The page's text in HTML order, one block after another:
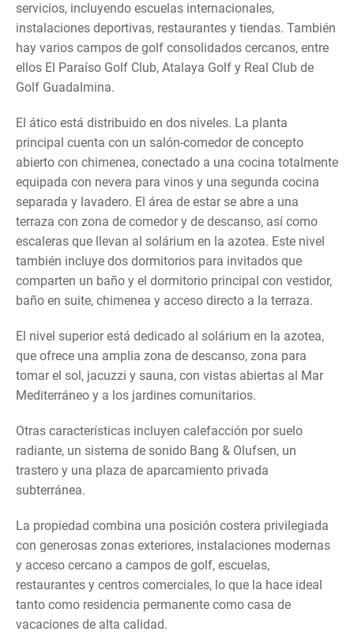
servicios, incluyendo escuelas internacionales,
instalaciones deportivas, restaurantes y tiendas. También
hay varios campos de golf consolidados cercanos, entre
ellos El Paraíso Golf Club, Atalaya Golf y Real Club de
Golf Guadalmina.
El ático está distribuido en dos niveles. La planta
principal cuenta con un salón-comedor de concepto
abierto con chimenea, conectado a una cocina totalmente
equipada con nevera para vinos y una segunda cocina
separada y lavadero. El área de estar se abre a una
terraza con zona de comedor y de descanso, así como
escaleras que llevan al solárium en la azotea. Este nivel
también incluye dos dormitorios para invitados que
comparten un baño y el dormitorio principal con vestidor,
baño en suite, chimenea y acceso directo a la terraza.
El nivel superior está dedicado al solárium en la azotea,
que ofrece una amplia zona de descanso, zona para
tomar el sol, jacuzzi y sauna, con vistas abiertas al Mar
Mediterráneo y a los jardines comunitarios.
Otras características incluyen calefacción por suelo
radiante, un sistema de sonido Bang & Olufsen, un
trastero y una plaza de aparcamiento privada
subterránea.
La propiedad combina una posición costera privilegiada
con generosas zonas exteriores, instalaciones modernas
y acceso cercano a campos de golf, escuelas,
restaurantes y centros comerciales, lo que la hace ideal
tanto como residencia permanente como casa de
vacaciones de alta calidad.